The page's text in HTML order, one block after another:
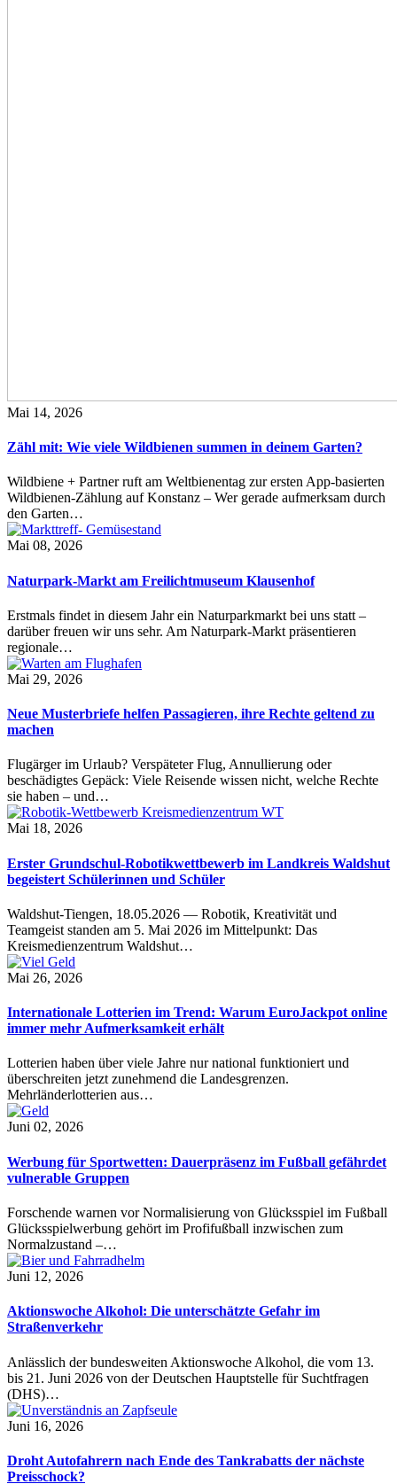
Mai 14, 2026
Zähl mit: Wie viele Wildbienen summen in deinem Garten?
Wildbiene + Partner ruft am Weltbienentag zur ersten App-basierten
Wildbienen-Zählung auf Konstanz – Wer gerade aufmerksam durch
den Garten…
Mai 08, 2026
Naturpark-Markt am Freilichtmuseum Klausenhof
Erstmals findet in diesem Jahr ein Naturparkmarkt bei uns statt –
darüber freuen wir uns sehr. Am Naturpark-Markt präsentieren
regionale…
Mai 29, 2026
Neue Musterbriefe helfen Passagieren, ihre Rechte geltend zu
machen
Flugärger im Urlaub? Verspäteter Flug, Annullierung oder
beschädigtes Gepäck: Viele Reisende wissen nicht, welche Rechte
sie haben – und…
Mai 18, 2026
Erster Grundschul-Robotikwettbewerb im Landkreis Waldshut
begeistert Schülerinnen und Schüler
Waldshut-Tiengen, 18.05.2026 — Robotik, Kreativität und
Teamgeist standen am 5. Mai 2026 im Mittelpunkt: Das
Kreismedienzentrum Waldshut…
Mai 26, 2026
Internationale Lotterien im Trend: Warum EuroJackpot online
immer mehr Aufmerksamkeit erhält
Lotterien haben über viele Jahre nur national funktioniert und
überschreiten jetzt zunehmend die Landesgrenzen.
Mehrländerlotterien aus…
Juni 02, 2026
Werbung für Sportwetten: Dauerpräsenz im Fußball gefährdet
vulnerable Gruppen
Forschende warnen vor Normalisierung von Glücksspiel im Fußball
Glücksspielwerbung gehört im Profifußball inzwischen zum
Normalzustand –…
Juni 12, 2026
Aktionswoche Alkohol: Die unterschätzte Gefahr im
Straßenverkehr
Anlässlich der bundesweiten Aktionswoche Alkohol, die vom 13.
bis 21. Juni 2026 von der Deutschen Hauptstelle für Suchtfragen
(DHS)…
Juni 16, 2026
Droht Autofahrern nach Ende des Tankrabatts der nächste
Preisschock?